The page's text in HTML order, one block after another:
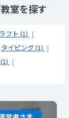
室を探す
フト (1)
タイピング (1)